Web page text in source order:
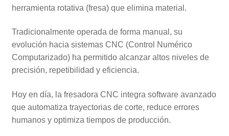
herramienta rotativa (fresa) que elimina material.
Tradicionalmente operada de forma manual, su
evolución hacia sistemas CNC (Control Numérico
Computarizado) ha permitido alcanzar altos niveles de
precisión, repetibilidad y eficiencia.
Hoy en día, la fresadora CNC integra software avanzado
que automatiza trayectorias de corte, reduce errores
humanos y optimiza tiempos de producción.